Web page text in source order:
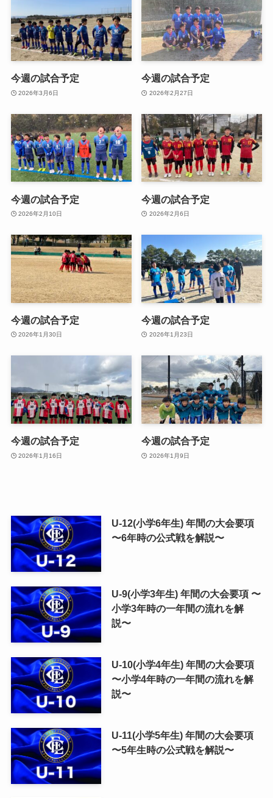
今週の試合予定
2026年3月6日
今週の試合予定
2026年2月27日
今週の試合予定
2026年2月10日
今週の試合予定
2026年2月6日
今週の試合予定
2026年1月30日
今週の試合予定
2026年1月23日
今週の試合予定
2026年1月16日
今週の試合予定
2026年1月9日
U-12(小学6年生) 年間の大会要項
〜6年時の公式戦を解説〜
U-9(小学3年生) 年間の大会要項 〜
小学3年時の一年間の流れを解
説〜
U-10(小学4年生) 年間の大会要項
〜小学4年時の一年間の流れを解
説〜
U-11(小学5年生) 年間の大会要項
〜5年生時の公式戦を解説〜